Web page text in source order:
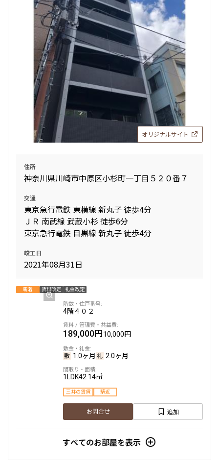
2LDK42.97㎡
三井の賃貸
お問合せ 追加
賃料改定
5階５１０
257,000円
オリジナルサイト
住所
神奈川県川崎市中原区小杉町一丁目５２０番７
交通
東京急行電鉄 東横線 新丸子 徒歩4分
ＪＲ 南武線 武蔵小杉 徒歩6分
東京急行電鉄 目黒線 新丸子 徒歩4分
竣工日
2021年08月31日
新着 賃料改定 礼金改定
4階４０２
189,000円10,000円
1.0ヶ月 2.0ヶ月
1LDK42.14㎡
三井の賃貸 駅近
お問合せ 追加
すべてのお部屋を表示